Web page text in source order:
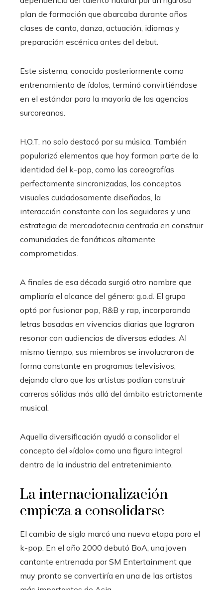
plan de formación que abarcaba durante años
clases de canto, danza, actuación, idiomas y
preparación escénica antes del debut.
Este sistema, conocido posteriormente como
entrenamiento de ídolos, terminó convirtiéndose
en el estándar para la mayoría de las agencias
surcoreanas.
H.O.T. no solo destacó por su música. También
popularizó elementos que hoy forman parte de la
identidad del k-pop, como las coreografías
perfectamente sincronizadas, los conceptos
visuales cuidadosamente diseñados, la
interacción constante con los seguidores y una
estrategia de mercadotecnia centrada en construir
comunidades de fanáticos altamente
comprometidas.
A finales de esa década surgió otro nombre que
ampliaría el alcance del género: g.o.d. El grupo
optó por fusionar pop, R&B y rap, incorporando
letras basadas en vivencias diarias que lograron
resonar con audiencias de diversas edades. Al
mismo tiempo, sus miembros se involucraron de
forma constante en programas televisivos,
dejando claro que los artistas podían construir
carreras sólidas más allá del ámbito estrictamente
musical.
Aquella diversificación ayudó a consolidar el
concepto del «ídolo» como una figura integral
dentro de la industria del entretenimiento.
La internacionalización
empieza a consolidarse
El cambio de siglo marcó una nueva etapa para el
k-pop. En el año 2000 debutó BoA, una joven
cantante entrenada por SM Entertainment que
muy pronto se convertiría en una de las artistas